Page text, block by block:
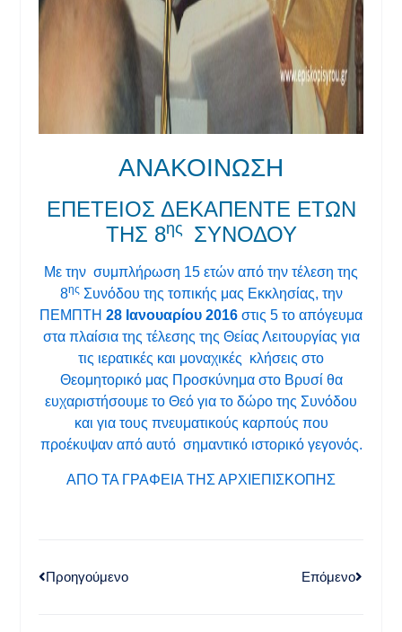
ΑΝΑΚΟΙΝΩΣΗ
ΕΠΕΤΕΙΟΣ ΔΕΚΑΠΕΝΤΕ ΕΤΩΝ
ΤΗΣ 8ης ΣΥΝΟΔΟΥ
Με την συμπλήρωση 15 ετών από την τέλεση της
8ηςΣυνόδου της τοπικής μας Εκκλησίας, την
ΠΕΜΠΤΗ 28 Ιανουαρίου 2016 στις 5 το απόγευμα
στα πλαίσια της τέλεσης της Θείας Λειτουργίας για
τις ιερατικές και μοναχικές κλήσεις στο
Θεομητορικό μας Προσκύνημα στο Βρυσί θα
ευχαριστήσουμε το Θεό για το δώρο της Συνόδου
και για τους πνευματικούς καρπούς που
προέκυψαν από αυτό σημαντικό ιστορικό γεγονός.
ΑΠΟ ΤΑ ΓΡΑΦΕΙΑ ΤΗΣ ΑΡΧΙΕΠΙΣΚΟΠΗΣ
Προηγούμενο Επόμενο